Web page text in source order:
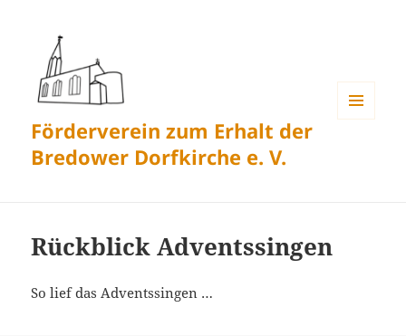
Förderverein zum Erhalt der
Bredower Dorfkirche e. V.
Rückblick Adventssingen
So lief das Adventssingen …